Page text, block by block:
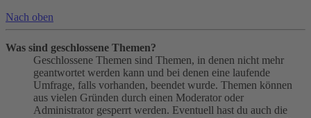
Nach oben
Was sind geschlossene Themen?
Geschlossene Themen sind Themen, in denen nicht mehr
geantwortet werden kann und bei denen eine laufende
Umfrage, falls vorhanden, beendet wurde. Themen können
aus vielen Gründen durch einen Moderator oder
Administrator gesperrt werden. Eventuell hast du auch die